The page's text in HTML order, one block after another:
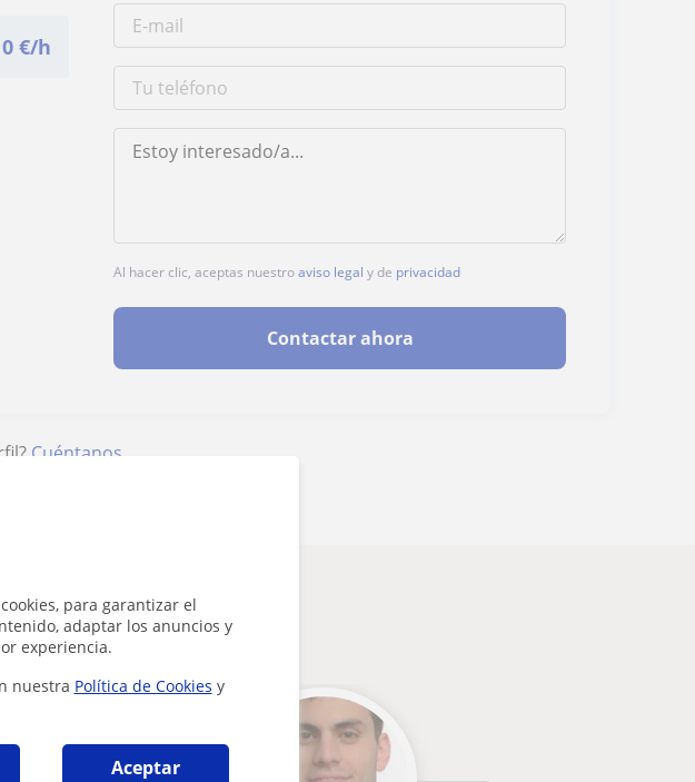
para garantizar el
adaptar los anuncios y
experiencia.
nuestra Política de Cookies y
Aceptar
€/h
Al hacer clic, aceptas nuestroaviso legal y de privacidad
Contactar ahora
Cuéntanos
pueden interesarte